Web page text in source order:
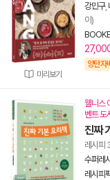
미리보기
강민구,
이)
양탄자
웰니스
벤트 도
진짜
레시피
수퍼레
레시피